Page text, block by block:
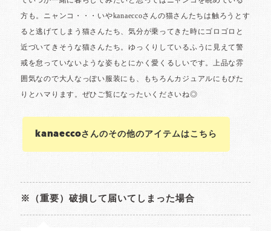
kanaeccoさんのその他のアイテムはこちら
※（重要）破損して届いてしまった場合